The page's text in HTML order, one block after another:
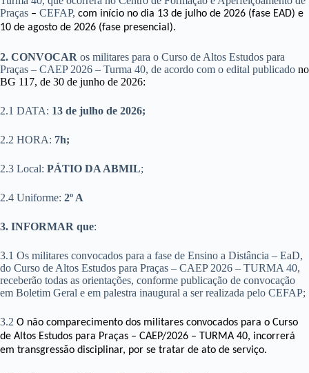
Praças – CEFAP, com início no dia 13 de julho de 2026 (fase EAD) e
10 de agosto de 2026 (fase presencial).
2. CONVOCAR os militares para o Curso de Altos Estudos para
Praças – CAEP 2026 – Turma 40, de acordo com o edital publicado no
BG 117, de 30 de junho de 2026:
2.1 DATA: 13 de julho de 2026;
2.2 HORA: 7h;
2.3 Local: PÁTIO DA ABMIL;
2.4 Uniforme: 2º A
3. INFORMAR que:
3.1 Os militares convocados para a fase de Ensino a Distância – EaD,
do Curso de Altos Estudos para Praças – CAEP 2026 – TURMA 40,
receberão todas as orientações, conforme publicação de convocação
em Boletim Geral e em palestra inaugural a ser realizada pelo CEFAP;
3.2 O não comparecimento dos militares convocados para o Curso
de Altos Estudos para Praças – CAEP/2026 – TURMA 40, incorrerá
em transgressão disciplinar, por se tratar de ato de serviço.